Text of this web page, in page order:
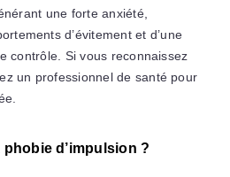
une forte anxiété,
d’évitement et d’une
contrôle. Si vous reconnaissez
un professionnel de santé pour
d’impulsion ?